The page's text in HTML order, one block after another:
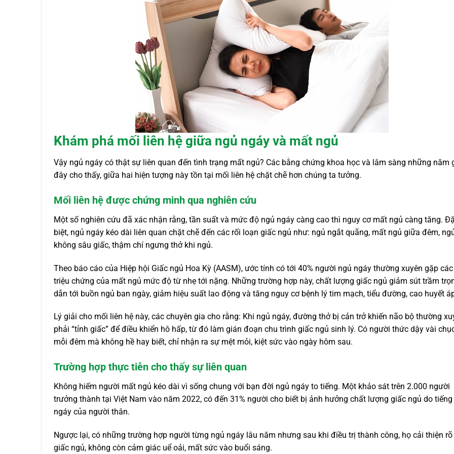
Khám phá mối liên hệ giữa ngủ ngáy và mất ngủ
Vậy ngủ ngáy có thật sự liên quan đến tình trạng mất ngủ? Các bằng chứng khoa học và lâm sàng những năm
đây cho thấy, giữa hai hiện tượng này tồn tại mối liên hệ chặt chẽ hơn chúng ta tưởng.
Mối liên hệ được chứng minh qua nghiên cứu
Một số nghiên cứu đã xác nhận rằng, tần suất và mức độ ngủ ngáy càng cao thì nguy cơ mất ngủ càng tăng.
biệt, ngủ ngáy kéo dài liên quan chặt chẽ đến các rối loạn giấc ngủ như: ngủ ngắt quãng, mất ngủ giữa đêm,
không sâu giấc, thậm chí ngưng thở khi ngủ.
Theo báo cáo của Hiệp hội Giấc ngủ Hoa Kỳ (AASM), ước tính có tới 40% người ngủ ngáy thường xuyên gặp các
triệu chứng của mất ngủ mức độ từ nhẹ tới nặng. Những trường hợp này, chất lượng giấc ngủ giảm sút trầm
dẫn tới buồn ngủ ban ngày, giảm hiệu suất lao động và tăng nguy cơ bệnh lý tim mạch, tiểu đường, cao huyết
Lý giải cho mối liên hệ này, các chuyên gia cho rằng: Khi ngủ ngáy, đường thở bị cản trở khiến não bộ thường
phải “tỉnh giấc” để điều khiển hô hấp, từ đó làm gián đoạn chu trình giấc ngủ sinh lý. Có người thức dậy vài
mỗi đêm mà không hề hay biết, chỉ nhận ra sự mệt mỏi, kiệt sức vào ngày hôm sau.
Trường hợp thực tiễn cho thấy sự liên quan
Không hiếm người mất ngủ kéo dài vì sống chung với bạn đời ngủ ngáy to tiếng. Một khảo sát trên 2.000 người
trưởng thành tại Việt Nam vào năm 2022, có đến 31% người cho biết bị ảnh hưởng chất lượng giấc ngủ do tiếng
ngáy của người thân.
Ngược lại, có những trường hợp người từng ngủ ngáy lâu năm nhưng sau khi điều trị thành công, họ cải thiện rõ
giấc ngủ, không còn cảm giác uể oải, mất sức vào buổi sáng.